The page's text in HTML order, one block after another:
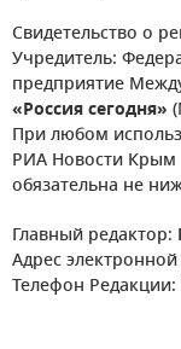
Свидетельство о
Учредитель:
предприятие
«Россия сегодня»
При любом
РИА Новости Крым
обязательна не
Главный редактор:
Адрес
Телефон Редакции: